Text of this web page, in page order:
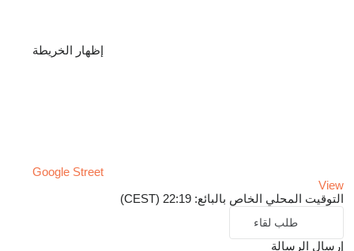
إظهار الخريطة
Google Street
View
التوقيت المحلي الخاص بالبائع: 22:19 (CEST)
طلب لقاء
إرسال الرسالة